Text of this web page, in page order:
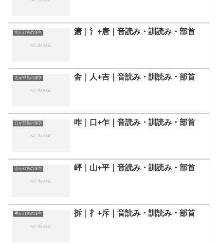
水が部首の漢字 溏｜氵+唐｜音読み・訓読み・部首
舌が部首の漢字 舎｜人+吉｜音読み・訓読み・部首
口が部首の漢字 咋｜口+乍｜音読み・訓読み・部首
山が部首の漢字 岼｜山+平｜音読み・訓読み・部首
手が部首の漢字 拆｜扌+斥｜音読み・訓読み・部首